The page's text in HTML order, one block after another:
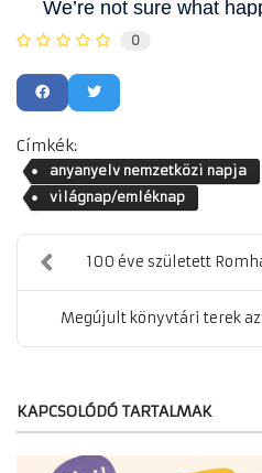
0
Címkék:
anyanyelv nemzetközi napja
világnap/emléknap
100 éve született
Megújult könyvtári terek az
KAPCSOLÓDÓ TARTALMAK